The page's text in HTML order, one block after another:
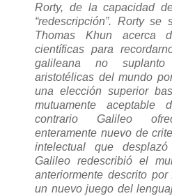
Rorty, de la capacidad
“redescripción”. Rorty
Thomas Khun acerca
científicas para
galileana no suplanto
aristotélicas del mundo
una elección superior
mutuamente
contrario Galileo
enteramente nuevo de
intelectual que
Galileo redescribió el
anteriormente descrito
un nuevo juego del